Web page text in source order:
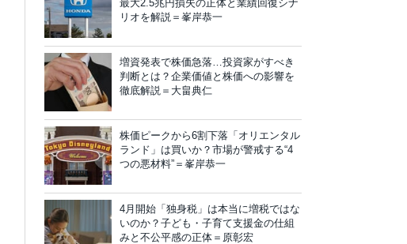
最大2.5兆円損失の正体と業績回復シナ
リオを解説＝峯岸恭一
増資発表で株価急落…投資家がすべき
判断とは？企業価値と株価への影響を
徹底解説＝大畠典仁
株価ピークから6割下落「オリエンタル
ランド」は買いか？市場が警戒する“4
つの悪材料”＝峯岸恭一
4月開始「独身税」は本当に増税ではな
いのか？子ども・子育て支援金の仕組
みと不公平感の正体＝原彰宏